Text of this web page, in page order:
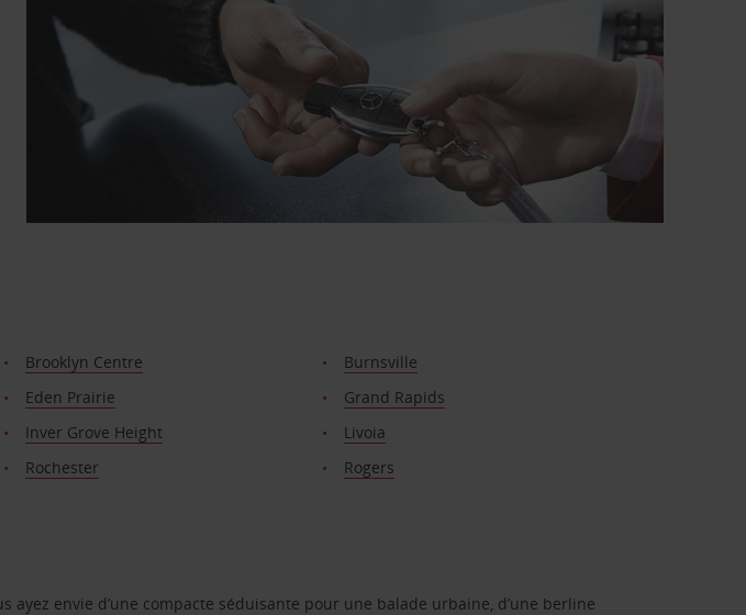
Brooklyn Centre
Burnsville
Eden Prairie
Grand Rapids
Inver Grove Height
Livoia
Rochester
Rogers
ayez envie d’une compacte séduisante pour une balade urbaine, d’une berline